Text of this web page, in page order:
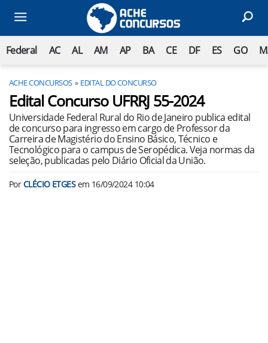
Federal AC AL AM AP BA CE DF ES GO
ACHE CONCURSOS EDITAL DO CONCURSO
Edital Concurso UFRRJ 55-2024
Universidade Federal Rural do Rio de Janeiro publica edital
de concurso para ingresso em cargo de Professor da
Carreira de Magistério do Ensino Básico, Técnico e
Tecnológico para o campus de Seropédica. Veja normas da
seleção, publicadas pelo Diário Oficial da União.
PorCLÉCIO ETGESem 16/09/2024 10:04